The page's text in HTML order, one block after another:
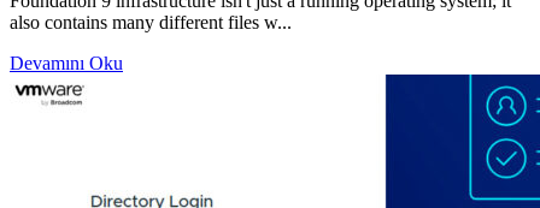
also contains many different files w...
Devamını Oku